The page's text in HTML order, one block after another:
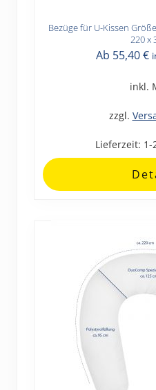
Bezüge für U-Kissen
220 x
Ab 55,40€
inkl.
zzgl.
Lieferzeit: 1-
Dieses
Optionen
können
auf